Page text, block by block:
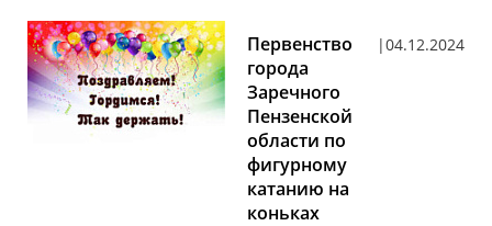
Первенство
города
Заречного
Пензенской
области по
фигурному
катанию на
коньках
04.12.2024